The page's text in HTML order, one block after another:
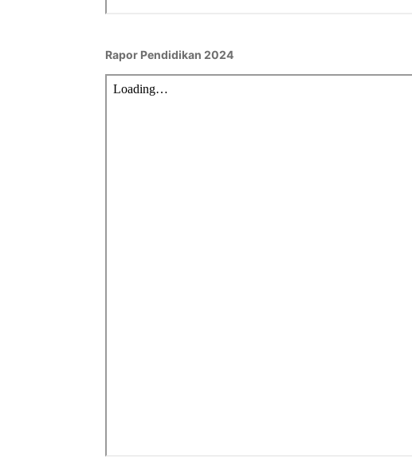
Rapor Pendidikan 2024